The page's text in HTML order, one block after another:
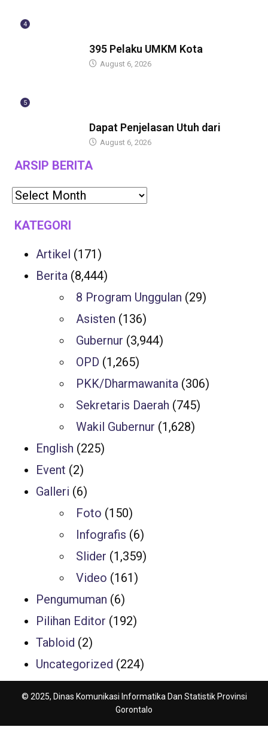
4
395 Pelaku UMKM Kota
August 6, 2026
5
Dapat Penjelasan Utuh dari
August 6, 2026
ARSIP BERITA
KATEGORI
Artikel (171)
Berita (8,444)
8 Program Unggulan (29)
Asisten (136)
Gubernur (3,944)
OPD (1,265)
PKK/Dharmawanita (306)
Sekretaris Daerah (745)
Wakil Gubernur (1,628)
English (225)
Event (2)
Galleri (6)
Foto (150)
Infografis (6)
Slider (1,359)
Video (161)
Pengumuman (6)
Pilihan Editor (192)
Tabloid (2)
Uncategorized (224)
© 2025, Dinas Komunikasi Informatika Dan Statistik Provinsi
Gorontalo